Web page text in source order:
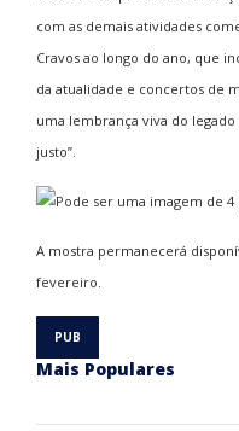
com as demais atividades
Cravos ao longo do ano, que
da atualidade e concertos de
uma lembrança viva do
justo”.
A mostra permanecerá
fevereiro.
Mais Populares